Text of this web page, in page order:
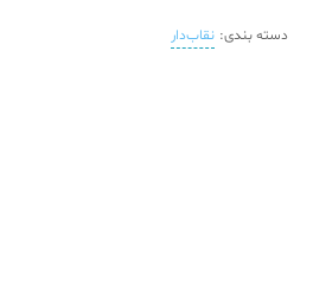
دسته بندی: نقاب‌دار